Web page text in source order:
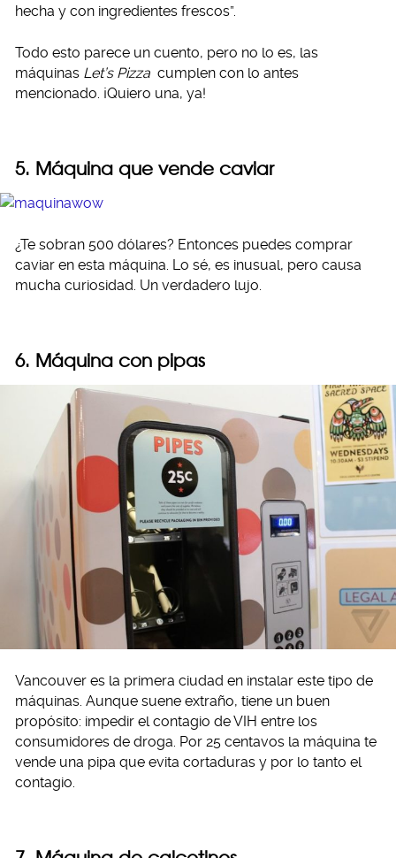
hecha y con ingredientes frescos”.
Todo esto parece un cuento, pero no lo es, las
máquinas Let’s Pizza cumplen con lo antes
mencionado. ¡Quiero una, ya!
5. Máquina que vende caviar
¿Te sobran 500 dólares? Entonces puedes comprar
caviar en esta máquina. Lo sé, es inusual, pero causa
mucha curiosidad. Un verdadero lujo.
6. Máquina con pipas
Vancouver es la primera ciudad en instalar este tipo de
máquinas. Aunque suene extraño, tiene un buen
propósito: impedir el contagio de VIH entre los
consumidores de droga. Por 25 centavos la máquina te
vende una pipa que evita cortaduras y por lo tanto el
contagio.